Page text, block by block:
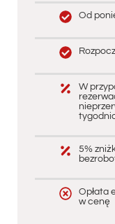
Od
W
5%
Opłata
w cenę